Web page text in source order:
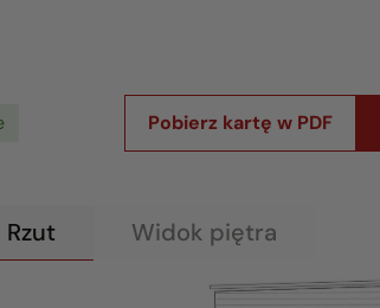
Pobierz kartę w PDF
Rzut Widok piętra